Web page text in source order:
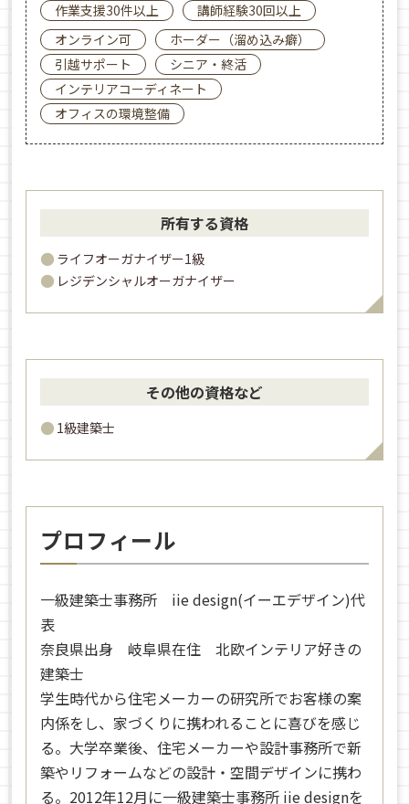
作業支援30件以上
講師経験30回以上
オンライン可
ホーダー（溜め込み癖）
引越サポート
シニア・終活
インテリアコーディネート
オフィスの環境整備
所有する資格
ライフオーガナイザー1級
レジデンシャルオーガナイザー
その他の資格など
1級建築士
プロフィール
一級建築士事務所 iie design(イーエデザイン)代
表
奈良県出身 岐阜県在住 北欧インテリア好きの
建築士
学生時代から住宅メーカーの研究所でお客様の案
内係をし、家づくりに携われることに喜びを感じ
る。大学卒業後、住宅メーカーや設計事務所で新
築やリフォームなどの設計・空間デザインに携わ
る。2012年12月に一級建築士事務所 iie designを